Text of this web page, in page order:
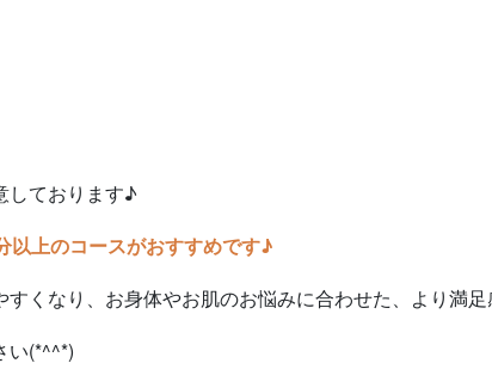
しております♪
以上のコースがおすすめです♪
くなり、お身体やお肌のお悩みに合わせた、より満足
い(*^^*)